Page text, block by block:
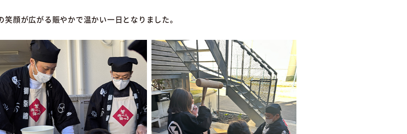
顔が広がる賑やかで温かい一日となりました。